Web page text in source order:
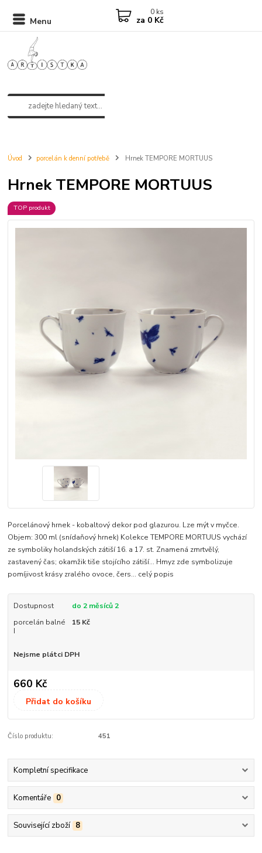
Menu
0 ks
za 0 Kč
Úvod porcelán k denní potřebě Hrnek TEMPORE MORTUUS
Hrnek TEMPORE MORTUUS
TOP produkt
Porcelánový hrnek - kobaltový dekor pod glazurou. Lze mýt v myčce.
Objem: 300 ml (snídaňový hrnek) Kolekce TEMPORE MORTUUS vychází
ze symboliky holandských zátiší 16. a 17. st. Znamená zmrtvělý,
zastavený čas; okamžik tiše stojícího zátiší... Hmyz zde symbolizuje
pomíjivost krásy zralého ovoce, čers... celý popis
Dostupnost
do 2 měsíců 2
porcelán balné
I
15 Kč
Nejsme plátci DPH
660 Kč
Přidat do košíku
Číslo produktu: 451
Kompletní specifikace
Komentáře 0
Související zboží 8